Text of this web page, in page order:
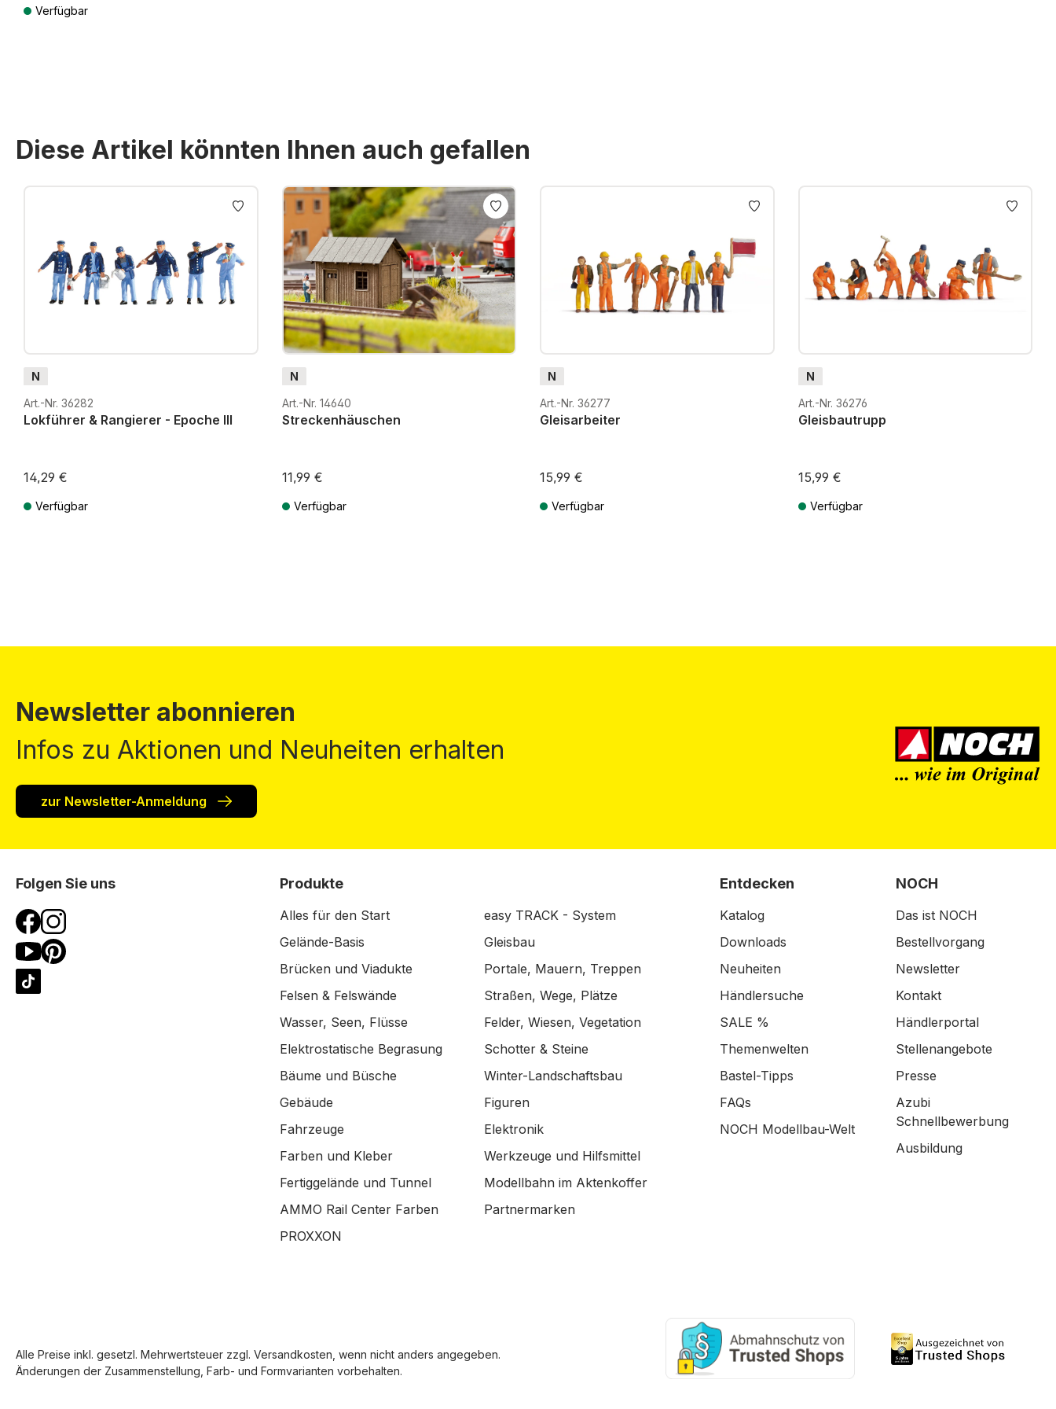
Verfügbar
Diese Artikel könnten Ihnen auch gefallen
Produktgalerie überspringen
N
Art.-Nr. 36282
Lokführer & Rangierer - Epoche III
14,29 €
Verfügbar
N
Art.-Nr. 14640
Streckenhäuschen
11,99 €
Verfügbar
N
Art.-Nr. 36277
Gleisarbeiter
15,99 €
Verfügbar
N
Art.-Nr. 36276
Gleisbautrupp
15,99 €
Verfügbar
Newsletter abonnieren
Infos zu Aktionen und Neuheiten erhalten
zur Newsletter-Anmeldung
Folgen Sie uns Produkte
Alles für den Start
easy TRACK - System
Gelände-Basis
Gleisbau
Brücken und Viadukte
Portale, Mauern, Treppen
Felsen & Felswände
Straßen, Wege, Plätze
Wasser, Seen, Flüsse
Felder, Wiesen, Vegetation
Elektrostatische Begrasung
Schotter & Steine
Bäume und Büsche
Winter-Landschaftsbau
Gebäude
Figuren
Fahrzeuge
Elektronik
Farben und Kleber
Werkzeuge und Hilfsmittel
Fertiggelände und Tunnel
Modellbahn im Aktenkoffer
AMMO Rail Center Farben
Partnermarken
PROXXON
Entdecken
Katalog
Downloads
Neuheiten
Händlersuche
SALE %
Themenwelten
Bastel-Tipps
FAQs
NOCH Modellbau-Welt
NOCH
Das ist NOCH
Bestellvorgang
Newsletter
Kontakt
Händlerportal
Stellenangebote
Presse
Azubi
Schnellbewerbung
Ausbildung
Alle Preise inkl. gesetzl. Mehrwertsteuer zzgl. Versandkosten , wenn nicht anders angegeben.
Änderungen der Zusammenstellung, Farb- und Formvarianten vorbehalten.